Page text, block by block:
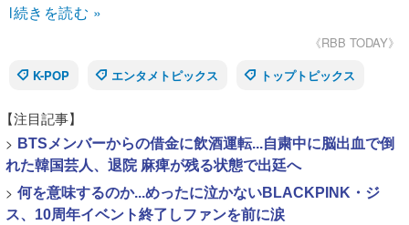
l続きを読む »
《RBB TODAY》
K-POP
エンタメトピックス トップトピックス
【注目記事】
> BTSメンバーからの借金に飲酒運転...自粛中に脳出血で倒
れた韓国芸人、退院 麻痺が残る状態で出廷へ
> 何を意味するのか...めったに泣かないBLACKPINK・ジ
ス、10周年イベント終了しファンを前に涙